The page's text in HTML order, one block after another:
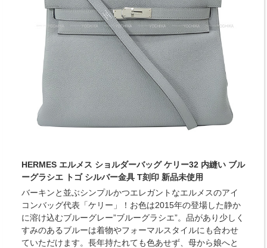
HERMES エルメス ショルダーバッグ ケリー32 内縫い ブル
ーグラシエ トゴ シルバー金具 T刻印 新品未使用
バーキンと並ぶシンプルかつエレガントなエルメスのアイ
コンバッグ代表「ケリー」！お色は2015年の登場した静か
に溶け込むブルーグレー”ブルーグラシエ”。品があり少しく
すみのあるブルーは着物やフォーマルスタイルにも合わせ
ていただけます。長年持たれても色あせず、母から娘へと